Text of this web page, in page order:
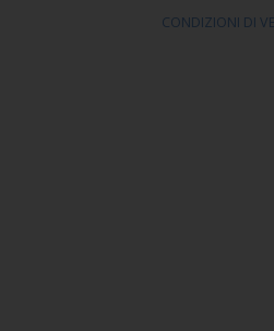
CONDIZIONI DI